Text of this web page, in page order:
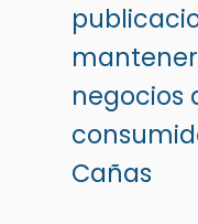
negocios
Cañas